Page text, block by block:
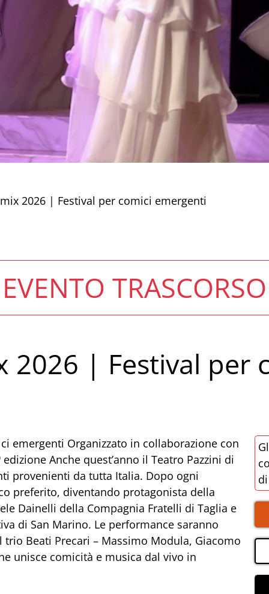
2026 | Festival per comici emergenti
EVENTO TRASCORSO
2026 | Festival per
emergenti Organizzato in collaborazione con
Anche quest’anno il Teatro Pazzini di
provenienti da tutta Italia. Dopo ogni
preferito, diventando protagonista della
Dainelli della Compagnia Fratelli di Taglia e
di San Marino. Le performance saranno
Beati Precari – Massimo Modula, Giacomo
unisce comicità e musica dal vivo in